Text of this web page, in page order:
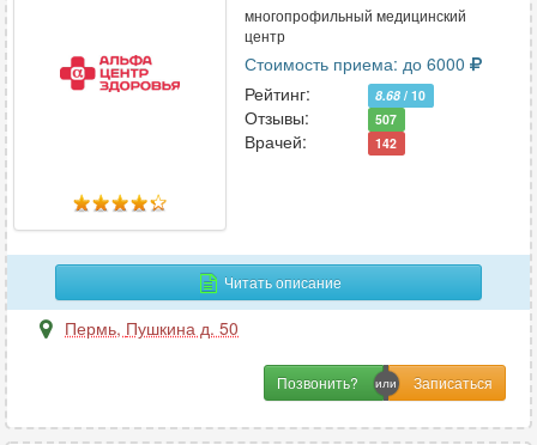
многопрофильный медицинский
центр
Стоимость приема: до 6000
Рейтинг:
8.68 / 10
Отзывы: 507
Врачей: 142
Читать описание
Пермь, Пушкина д. 50
Позвонить?